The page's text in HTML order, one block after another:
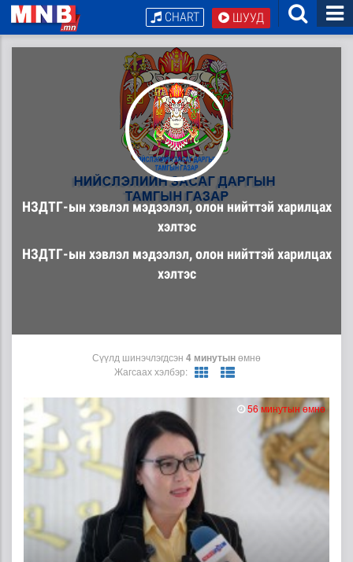
ШУУД
CHART
НЗДТГ-ын хэвлэл мэдээлэл, олон нийттэй харилцах
хэлтэс
НЗДТГ-ын хэвлэл мэдээлэл, олон нийттэй харилцах
хэлтэс
Сүүлд шинэчлэгдсэн 4 минутынөмнө
Жагсаах хэлбэр:
56 минутын өмнө